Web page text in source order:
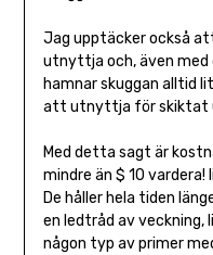
Jag upptäcker också
utnyttja och, även med
hamnar skuggan alltid
att utnyttja för skiktat
Med detta sagt är
mindre än $ 10
De håller hela tiden
en ledtråd av
någon typ av primer